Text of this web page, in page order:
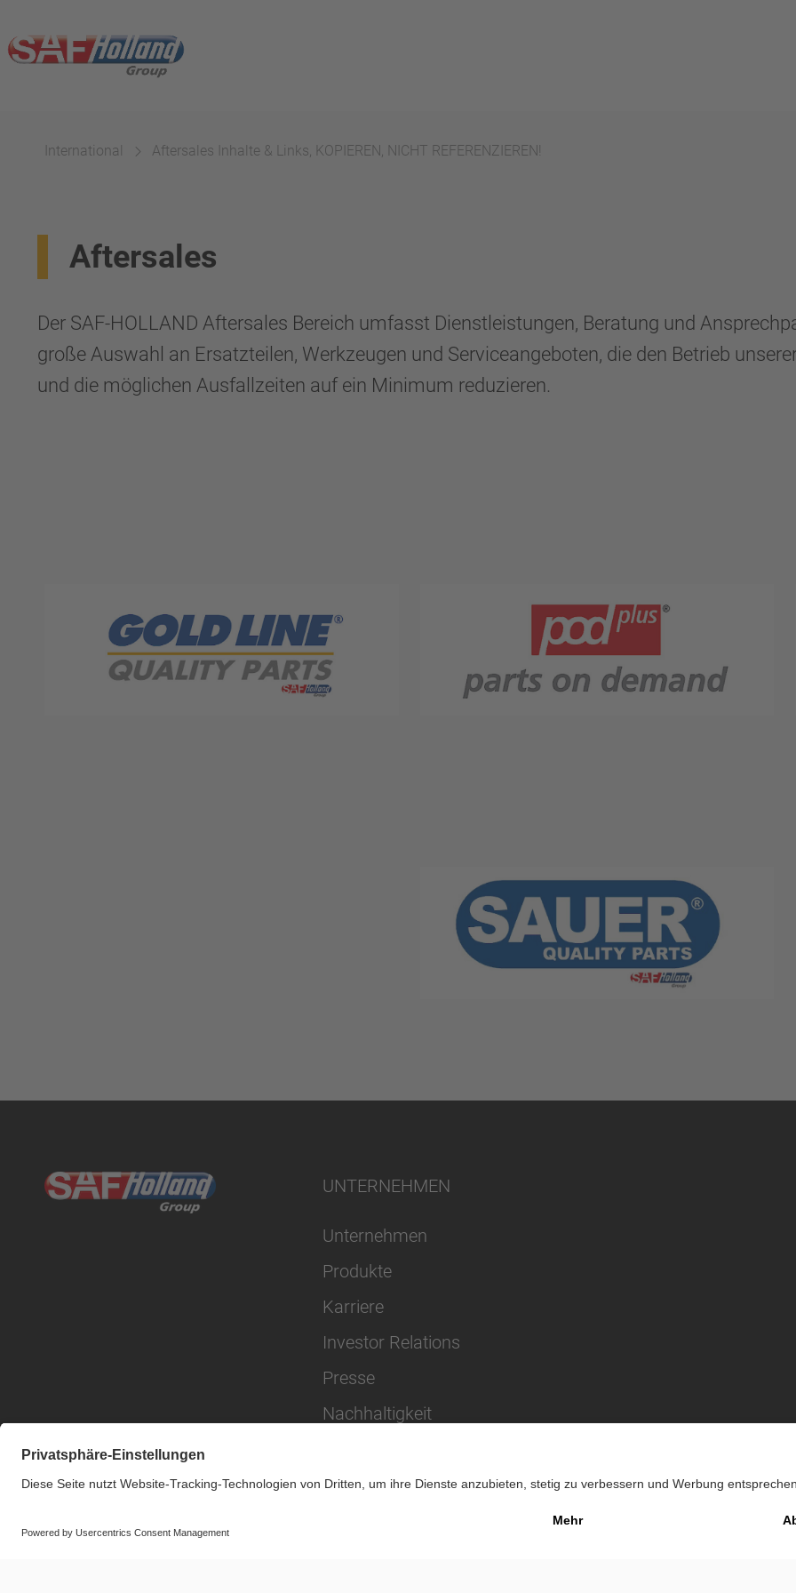
International Aftersales Inhalte & Links, KOPIEREN, NICHT REFERENZIEREN!
Aftersales
Der SAF-HOLLAND Aftersales Bereich umfasst Dienstleistungen, Beratung und
große Auswahl an Ersatzteilen, Werkzeugen und Serviceangeboten, die den Betrieb
und die möglichen Ausfallzeiten auf ein Minimum reduzieren.
UNTERNEHMEN
Unternehmen
Produkte
Karriere
Investor Relations
Presse
Nachhaltigkeit